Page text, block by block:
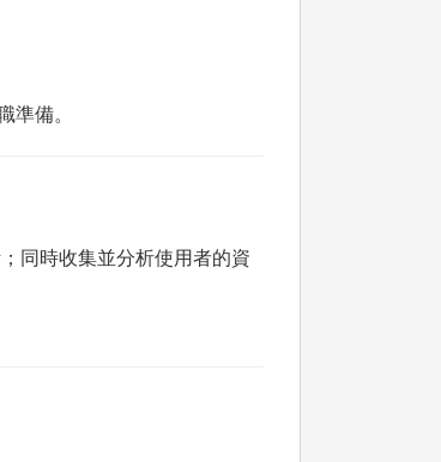
準備。
同時收集並分析使用者的資